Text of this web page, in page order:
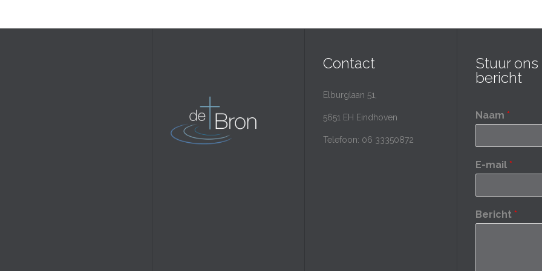
Contact
Elburglaan 51,
5651 EH Eindhoven
Telefoon: 06 33350872
Stuur
bericht
Naam *
E-mail *
Bericht *